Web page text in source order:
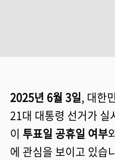
2025년 6월 3일, 대한
21대 대통령 선거가 실
이 투표일 공휴일 여부
에 관심을 보이고 있습